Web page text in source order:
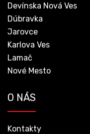
Devínska Nová Ves
Dúbravka
Jarovce
Karlova Ves
Lamač
Nové Mesto
O NÁS
Kontakty